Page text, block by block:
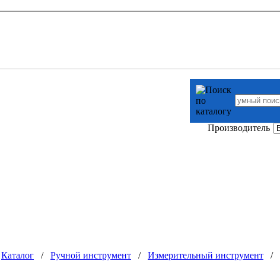
Производитель
Каталог / Ручной инструмент / Измерительный инструмент /